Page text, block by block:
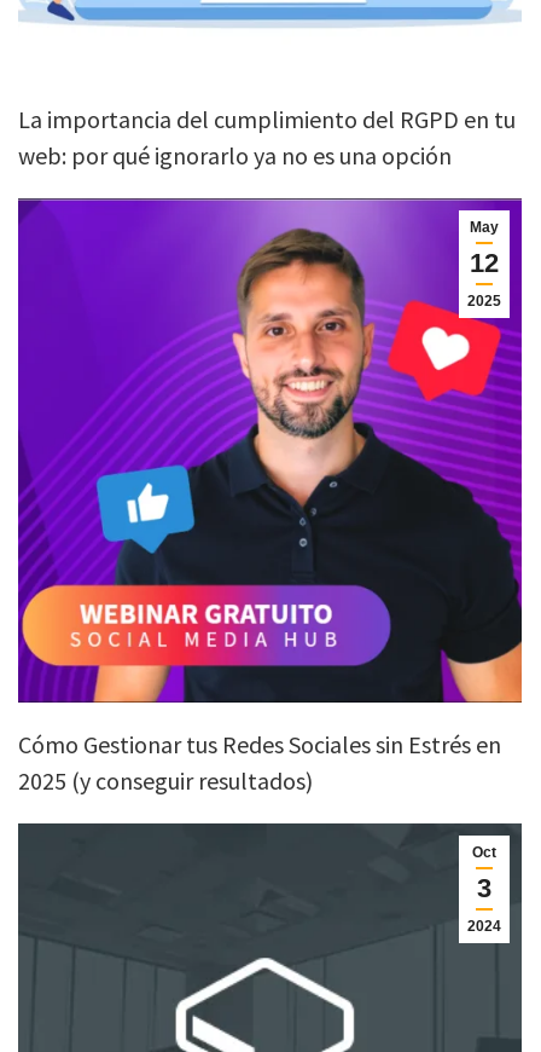
La importancia del cumplimiento del RGPD en tu
web: por qué ignorarlo ya no es una opción
May
12
2025
Cómo Gestionar tus Redes Sociales sin Estrés en
2025 (y conseguir resultados)
Oct
3
2024